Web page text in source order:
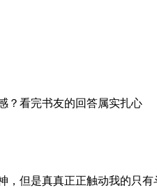
但是真真正正触动我的只